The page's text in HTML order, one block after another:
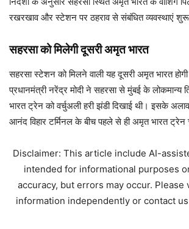
रखरखाव और स्टेशन पर ठहराव से संबंधित व्यवस्थाएं शुरू
सहरसा को मिलेगी दूसरी अमृत भारत
सहरसा स्टेशन को मिलने वाली यह दूसरी अमृत भारत
प्रधानमंत्री नरेंद्र मोदी ने सहरसा से मुंबई के
भारत ट्रेन को वर्चुअली हरी झंडी दिखाई थी। इसके
आनंद विहार टर्मिनल के बीच पहले से ही अमृत भारत ट्रेन
Disclaimer: This article include AI-
intended for informational purposes
accuracy, but errors may occur.
information independently or contact